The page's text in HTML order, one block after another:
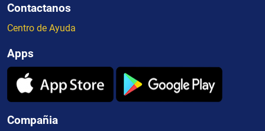
Contactanos
Centro de Ayuda
Apps
Compañia